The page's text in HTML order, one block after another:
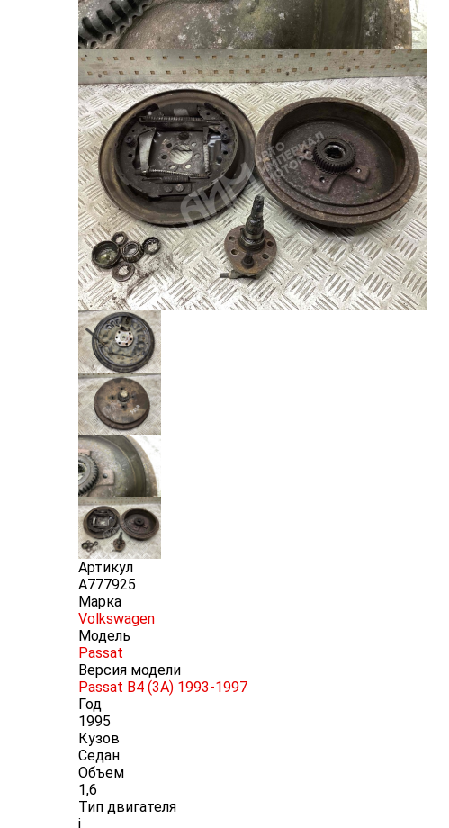
Артикул
A777925
Марка
Volkswagen
Модель
Passat
Версия модели
Passat B4 (3A) 1993-1997
Год
1995
Кузов
Седан.
Объем
1,6
Тип двигателя
i